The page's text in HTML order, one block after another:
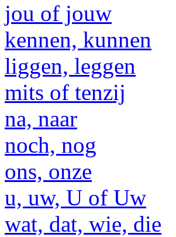
jou of jouw
kennen, kunnen
liggen, leggen
mits of tenzij
na, naar
noch, nog
ons, onze
u, uw, U of Uw
wat, dat, wie, die